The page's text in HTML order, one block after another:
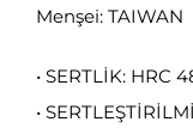
Menşei: TAIWAN
• SERTLİK: HRC
•